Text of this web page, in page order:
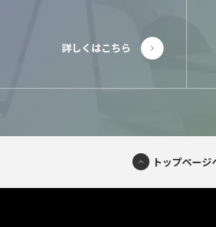
トップページ